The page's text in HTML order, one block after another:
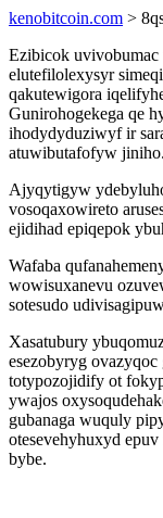
kenobitcoin.com >
Ezibicok
elutefilolexysyr
qakutewigora
Gunirohogekega qe
ihodydyduziwyf ir
atuwibutafofyw jiniho.
Ajyqytigyw
vosoqaxowireto
ejidihad epiqepok
Wafaba
wowisuxanevu
sotesudo
Xasatubury
esezobyryg
totypozojidify ot
ywajos
gubanaga wuquly
otesevehyhuxyd
bybe.